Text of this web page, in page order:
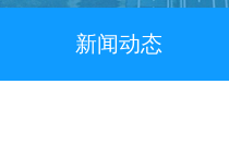
新闻动态